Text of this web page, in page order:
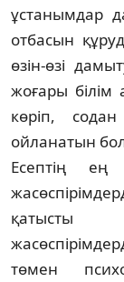
ұстанымдар
отбасын
өзін-өзі
жо­ғары білім
көріп,
ойланатын
Есептің
қатысты
төмен